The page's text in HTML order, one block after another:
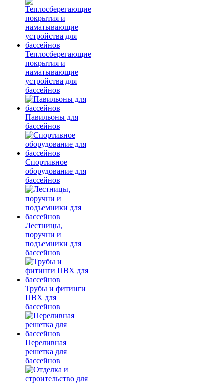
Теплосберегающие
покрытия и
наматывающие
устройства для
бассейнов
Павильоны для
бассейнов
Спортивное
оборудование для
бассейнов
Лестницы,
поручни и
подъемники для
бассейнов
Трубы и фитинги
ПВХ для
бассейнов
Переливная
решетка для
бассейнов